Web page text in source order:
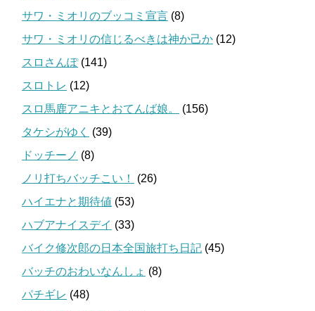
サワ・ミオリのブッコミ宣言 (8)
サワ・ミオリの信じるべきは神か己か (12)
スロさんぽ(141)
スロトレ (12)
スロ馬鹿アニキとおてんば娘。
(156)
タケシがゆく
(39)
ドッチーノ (8)
ノリ打ちバッチこい！
(26)
ハイエナと期待値 (53)
ハブアナイスデイ (33)
バイク修次郎の日本全国旅打ち日記 (45)
バッチのおわいなんしょ (8)
パチギレ (48)